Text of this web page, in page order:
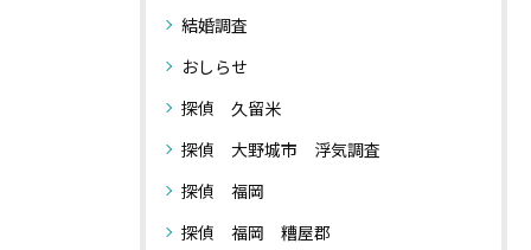
結婚調査
おしらせ
探偵 久留米
探偵 大野城市 浮気調査
探偵 福岡
探偵 福岡 糟屋郡